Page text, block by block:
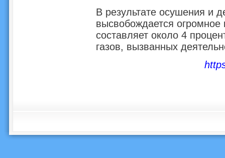
В результате осушения и
высвобождается огромное
составляет около 4
газов, вызванных